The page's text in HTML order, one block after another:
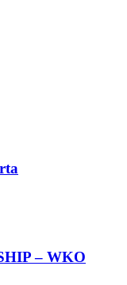
– WKO